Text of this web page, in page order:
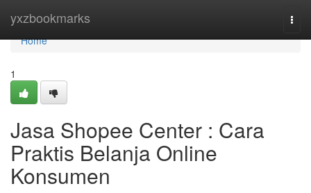
yxzbookmarks
Home
Home
1
Jasa Shopee Center : Cara
Praktis Belanja Online
Konsumen